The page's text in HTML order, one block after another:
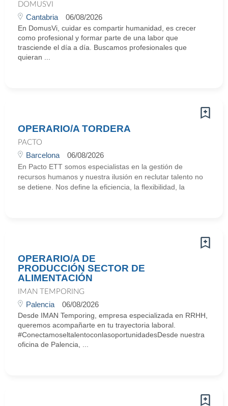
DOMUSVI
Cantabria 06/08/2026
En DomusVi, cuidar es compartir humanidad, es crecer
como profesional y formar parte de una labor que
trasciende el día a día. Buscamos profesionales que
quieran ...
OPERARIO/A TORDERA
PACTO
Barcelona 06/08/2026
En Pacto ETT somos especialistas en la gestión de
recursos humanos y nuestra ilusión en reclutar talento no
se detiene. Nos define la eficiencia, la flexibilidad, la
OPERARIO/A DE
PRODUCCIÓN SECTOR DE
ALIMENTACIÓN
IMAN TEMPORING
Palencia 06/08/2026
Desde IMAN Temporing, empresa especializada en RRHH,
queremos acompañarte en tu trayectoria laboral.
#ConectamoseltalentoconlasoportunidadesDesde nuestra
oficina de Palencia, ...